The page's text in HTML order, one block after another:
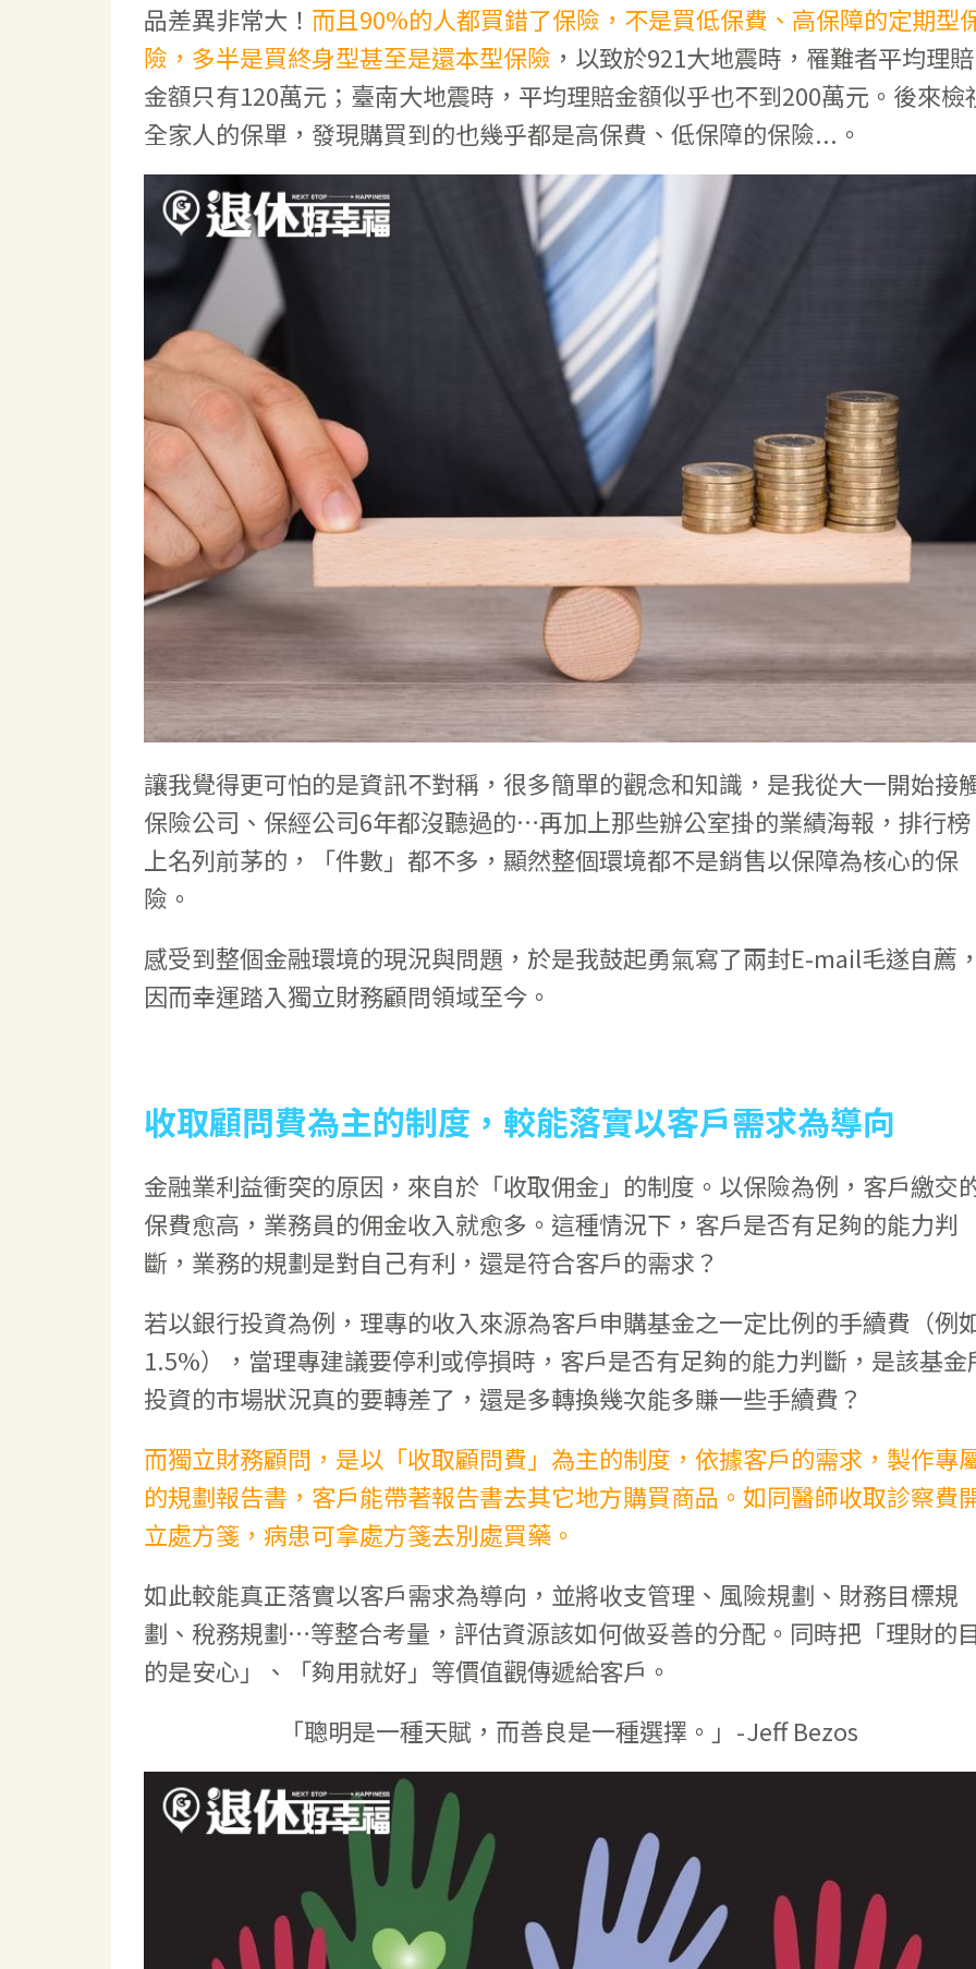
品差異非常大！ 而且90%的人都買錯了保險，不是買低保費、高保障的定期型
險，多半是買終身型甚至是還本型保險 ，以致於921大地震時，罹難者平均理賠
金額只有120萬元；臺南大地震時，平均理賠金額似乎也不到200萬元。後來檢
全家人的保單，發現購買到的也幾乎都是高保費、低保障的保險...。
讓我覺得更可怕的是資訊不對稱，很多簡單的觀念和知識，是我從大一開始接
保險公司、保經公司6年都沒聽過的…再加上那些辦公室掛的業績海報，排行榜
上名列前茅的，「件數」都不多，顯然整個環境都不是銷售以保障為核心的保
險。
感受到整個金融環境的現況與問題，於是我鼓起勇氣寫了兩封E-mail毛遂自薦
因而幸運踏入獨立財務顧問領域至今。
收取顧問費為主的制度，較能落實以客戶需求為導向
金融業利益衝突的原因，來自於「收取佣金」的制度。以保險為例，客戶繳交
保費愈高，業務員的佣金收入就愈多。這種情況下，客戶是否有足夠的能力判
斷，業務的規劃是對自己有利，還是符合客戶的需求？
若以銀行投資為例，理專的收入來源為客戶申購基金之一定比例的手續費（例
1.5%），當理專建議要停利或停損時，客戶是否有足夠的能力判斷，是該基金
投資的市場狀況真的要轉差了，還是多轉換幾次能多賺一些手續費？
而獨立財務顧問，是以「收取顧問費」為主的制度，依據客戶的需求，製作專
的規劃報告書，客戶能帶著報告書去其它地方購買商品。如同醫師收取診察費
立處方箋，病患可拿處方箋去別處買藥。
如此較能真正落實以客戶需求為導向，並將收支管理、風險規劃、財務目標規
劃、稅務規劃…等整合考量，評估資源該如何做妥善的分配。同時把「理財的
的是安心」、「夠用就好」等價值觀傳遞給客戶。
「聰明是一種天賦，而善良是一種選擇。」 - Jeff Bezos